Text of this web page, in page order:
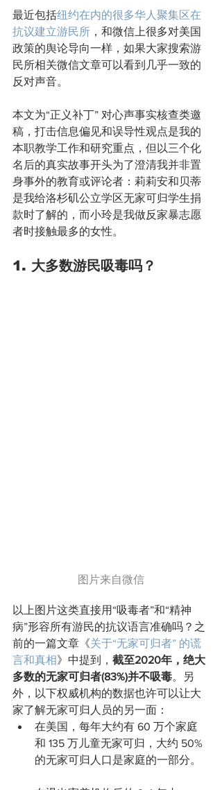
最近包括纽约在内的很多华人聚集区在
抗议建立游民所 ，和微信上很多对美国
政策的舆论导向一样，如果大家搜索游
民所相关微信文章可以看到几乎一致的
反对声音。
本文为“正义补丁” 对心声事实核查类邀
稿，打击信息偏见和误导性观点是我的
本职教学工作和研究重点，但以三个化
名后的真实故事开头为了澄清我并非置
身事外的教育或评论者：莉莉安和贝蒂
是我给洛杉矶公立学区无家可归学生捐
款时了解的，而小玲是我做反家暴志愿
者时接触最多的女性。
1. 大多数游民吸毒吗？
图片来自微信
以上图片这类直接用“吸毒者”和“精神
病”形容所有游民的抗议语言准确吗？之
前的一篇文章《关于“无家可归者” 的谎
言和真相》中提到， 截至2020年，绝大
多数的无家可归者(83%)并不吸毒。另
外，以下权威机构的数据也许可以让大
家了解无家可归人员的另一面：
在美国，每年大约有 60 万个家庭
和 135 万儿童无家可归，大约 50%
的无家可归人口是家庭的一部分。